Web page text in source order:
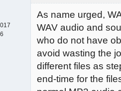
As name urged,
WAV audio and
who do not have
avoid wasting the
different files as
end-time for the